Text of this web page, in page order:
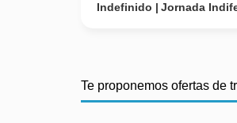
Indefinido
Jornada
Te proponemos ofertas de